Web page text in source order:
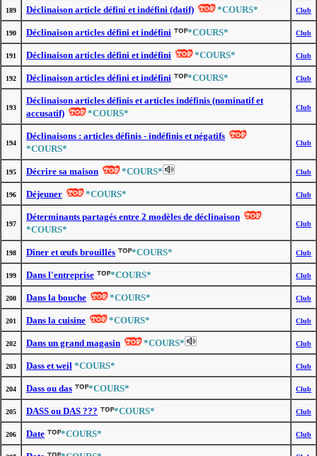
189 Déclinaison article défini et indéfini (datif) *COURS* Club
190 Déclinaison articles défini et indéfini *COURS* Club
191 Déclinaison articles défini et indéfini *COURS* Club
192 Déclinaison articles défini et indéfini *COURS* Club
193
Déclinaison articles définis et articles indéfinis (nominatif et
accusatif)
*COURS*
Club
194
Déclinaisons : articles définis - indéfinis et négatifs
*COURS*
Club
195 Décrire sa maison *COURS* Club
196 Déjeuner *COURS* Club
197
Déterminants partagés entre 2 modèles de déclinaison
*COURS*
Club
198 Dîner et œufs brouillés *COURS* Club
199 Dans l'entreprise *COURS* Club
200 Dans la bouche *COURS* Club
201 Dans la cuisine *COURS* Club
202 Dans un grand magasin *COURS* Club
203 Dass et weil *COURS* Club
204 Dass ou das *COURS* Club
205 DASS ou DAS ??? *COURS* Club
206 Date *COURS* Club